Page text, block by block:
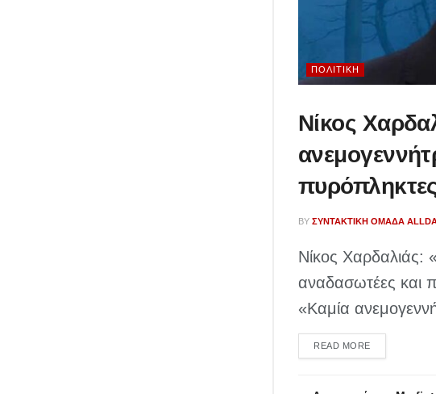
ΠΟΛΙΤΙΚΉ
Νίκος
BY ΣΥΝΤΑΚΤΙΚΉ ΟΜΆΔΑ
Νίκος Χαρδαλιάς:
αναδασωτέες και
«Καμία
READ MOREDETAILS